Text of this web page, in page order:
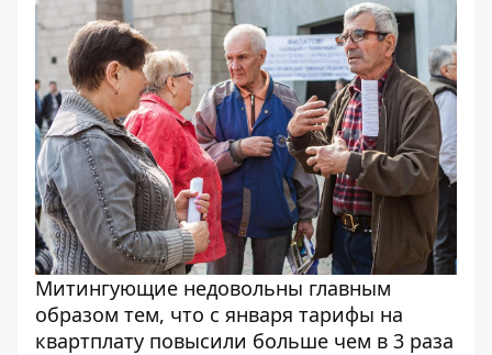
Митингующие недовольны главным
образом тем, что с января тарифы на
квартплату повысили больше чем в 3 раза